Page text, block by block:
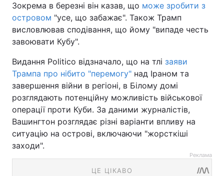
Зокрема в березні він казав, що може зробити з
островом "усе, що забажає". Також Трамп
висловлював сподівання, що йому "випаде честь
завоювати Кубу".
Видання Politico відзначало, що на тлі заяви
Трампа про нібито "перемогу" над Іраном та
завершення війни в регіоні, в Білому домі
розглядають потенційну можливість військової
операції проти Куби. За даними журналістів,
Вашингтон розглядає різні варіанти впливу на
ситуацію на острові, включаючи "жорсткіші
заходи".
Реклама